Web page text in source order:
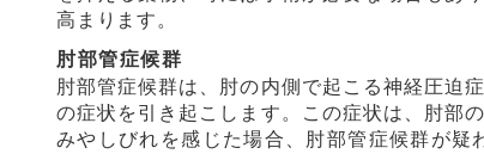
高まります。
肘部管症候群
肘部管症候群は、肘の内側で起こる神経圧迫
の症状を引き起こします。この症状は、肘部
みやしびれを感じた場合、肘部管症候群が